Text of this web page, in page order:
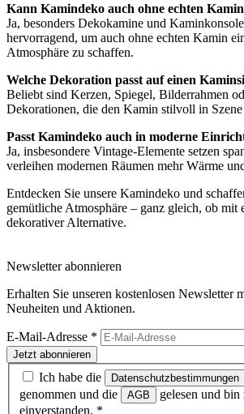
Kann Kamindeko auch ohne echten
Ja, besonders Dekokamine und
hervorragend, um auch ohne echten Kamin
Atmosphäre zu schaffen.
Welche Dekoration passt auf einen
Beliebt sind Kerzen, Spiegel, Bilderrahmen
Dekorationen, die den Kamin stilvoll in Szene
Passt Kamindeko auch in moderne
Ja, insbesondere Vintage-Elemente setzen
verleihen modernen Räumen mehr Wärme
Entdecken Sie unsere Kamindeko und
gemütliche Atmosphäre – ganz gleich, ob mit
dekorativer Alternative.
Newsletter abonnieren
Erhalten Sie unseren kostenlosen Newsletter
Neuheiten und Aktionen.
E-Mail-Adresse *
Jetzt abonnieren
Ich habe die Datenschutzbestimmungen
genommen und die
AGB
gelesen und
einverstanden. *